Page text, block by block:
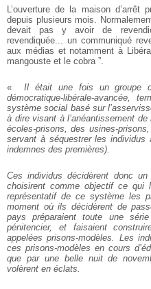
L’ouverture de la maison d’arrêt
depuis plusieurs mois.
devait pas y avoir de
revendiquée... un communiqué
aux médias et notamment à
mangouste et le cobra ”.
«
Il était une fois un groupe
démocratique-libérale-avancée,
système social basé sur
à dire visant à l’anéantissement
écoles-prisons, des usines-
servant à séquestrer les individus
indemnes des premières).
Ces individus décidèrent donc
choisirent comme objectif ce
représentatif de ce système les
moment où ils décidèrent de
pays préparaient toute une
pénitencier, et faisaient
appelées prisons-modèles. Les
ces prisons-modèles en cours
que par une belle nuit de
volèrent en éclats.